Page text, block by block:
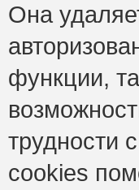
Она
функции,
трудности
cookies